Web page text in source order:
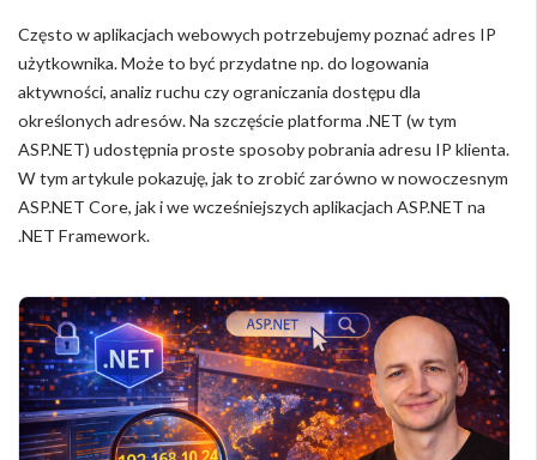
Często w aplikacjach webowych potrzebujemy poznać adres IP
użytkownika. Może to być przydatne np. do logowania
aktywności, analiz ruchu czy ograniczania dostępu dla
określonych adresów. Na szczęście platforma .NET (w tym
ASP.NET) udostępnia proste sposoby pobrania adresu IP klienta.
W tym artykule pokazuję, jak to zrobić zarówno w nowoczesnym
ASP.NET Core, jak i we wcześniejszych aplikacjach ASP.NET na
.NET Framework.